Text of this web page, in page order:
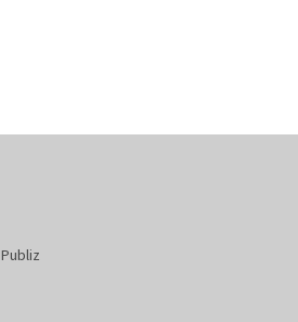
Publiz